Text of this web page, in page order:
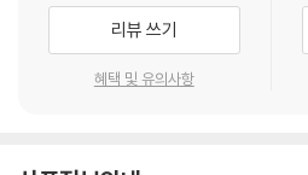
리뷰 쓰기
혜택 및 유의사항